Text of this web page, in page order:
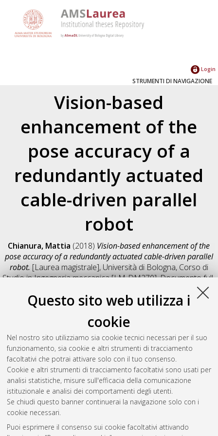
Questo sito web utilizza i
cookie
Nel nostro sito utilizziamo sia cookie tecnici necessari per il suo
funzionamento, sia cookie e altri strumenti di tracciamento
facoltativi che potrai attivare solo con il tuo consenso.
Cookie e altri strumenti di tracciamento facoltativi sono usati per
analisi statistiche, misure sull'efficacia della comunicazione
istituzionale e analisi dei comportamenti degli utenti.
Se chiudi questo banner continuerai la navigazione solo con i
cookie necessari.
Puoi esprimere il consenso sui cookie facoltativi attivando
Login
STRUMENTI DI NAVIGAZIONE
Vision-based
enhancement of the
pose accuracy of a
redundantly actuated
cable-driven parallel
robot
Chianura, Mattia (2018) Vision-based enhancement of the
pose accuracy of a redundantly actuated cable-driven parallel
robot. [Laurea magistrale], Università di Bologna, Corso di
Studio inIngegneria meccanica [LM-DM270], Documento full-
Salva citazione
Condividi
Il full-text non è disponibile per scelta dell'autore. (
Abstract
Altri metadati
Gestione del documento:
Atom